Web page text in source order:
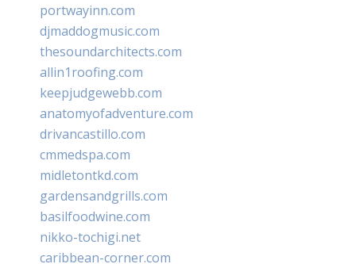
portwayinn.com
djmaddogmusic.com
thesoundarchitects.com
allin1roofing.com
keepjudgewebb.com
anatomyofadventure.com
drivancastillo.com
cmmedspa.com
midletontkd.com
gardensandgrills.com
basilfoodwine.com
nikko-tochigi.net
caribbean-corner.com